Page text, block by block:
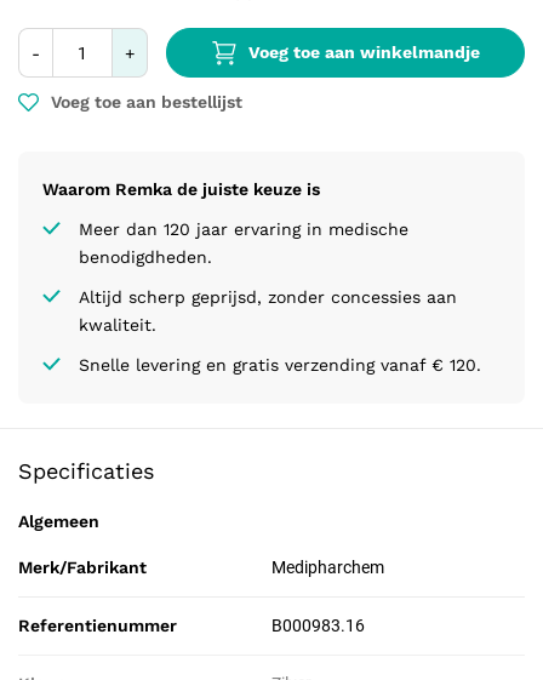
- + Voeg toe aan winkelmandje
Voeg toe aan bestellijst
Waarom Remka de juiste keuze is
Meer dan 120 jaar ervaring in medische
benodigdheden.
Altijd scherp geprijsd, zonder concessies aan
kwaliteit.
Snelle levering en gratis verzending vanaf € 120.
Specificaties
Algemeen
Merk/Fabrikant Medipharchem
Referentienummer B000983.16